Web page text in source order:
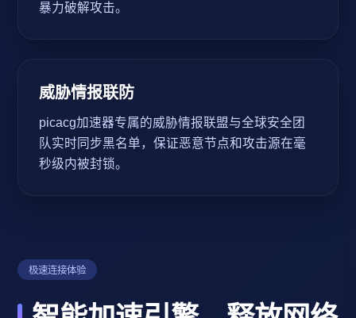
暴力破解攻击。
威胁情报联防
picacg加速器专属的威胁情报联盟与全球安全团
队实时同步黑名单，保证恶意节点和攻击源在毫
秒级内被封锁。
极速连接体验